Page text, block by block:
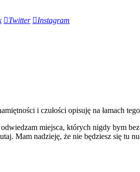
Twitter Instagram
i czułości opisuję na łamach
miejsca, których nigdy bym
Mam nadzieję, że nie będziesz się tu